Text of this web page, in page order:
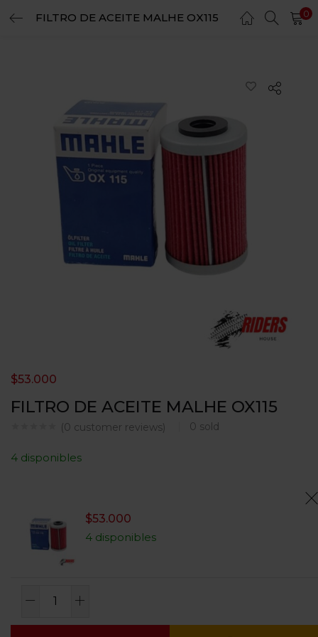
FILTRO DE ACEITE MALHE OX115 0
FILTRO DE ACEITE MALHE OX115
(0 customer reviews) 0 sold
$53.000
4 disponibles
$53.000
4 disponibles
LOGIN REGISTER
Remember me
Login
Lost password?